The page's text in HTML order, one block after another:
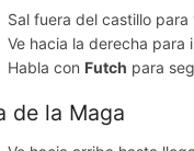
Sal fuera del castillo para
Ve hacia la derecha para
Habla con Futch para
de la Maga